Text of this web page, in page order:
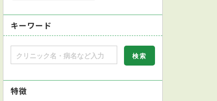
キーワード
特徴